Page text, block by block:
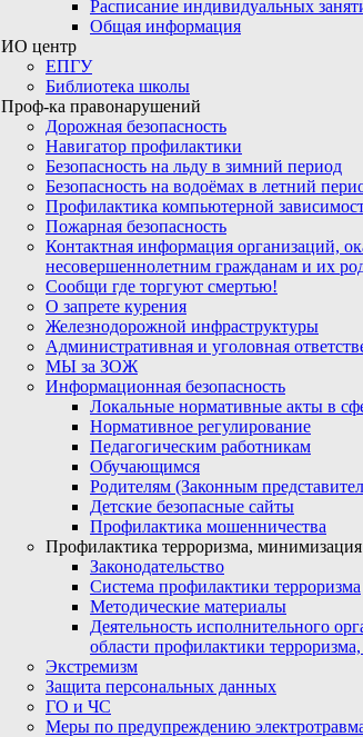
Расписание индивидуальных
Общая информация
ИО центр
ЕПГУ
Библиотека школы
Проф-ка правонарушений
Дорожная безопасность
Навигатор профилактики
Безопасность на льду в зимний период
Безопасность на водоёмах в летний
Профилактика компьютерной
Пожарная безопасность
Контактная информация организаций,
несовершеннолетним гражданам и их
Сообщи где торгуют смертью!
О запрете курения
Железнодорожной инфраструктуры
Административная и уголовная
МЫ за ЗОЖ
Информационная безопасность
Локальные нормативные акты в
Нормативное регулирование
Педагогическим работникам
Обучающимся
Родителям (Законным
Детские безопасные сайты
Профилактика мошенничества
Профилактика терроризма,
Законодательство
Система профилактики терроризма
Методические материалы
Деятельность исполнительного
области профилактики
Экстремизм
Защита персональных данных
ГО и ЧС
Меры по предупреждению